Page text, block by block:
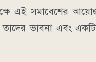
এই সমাবেশের
তাদের ভাবনা এবং